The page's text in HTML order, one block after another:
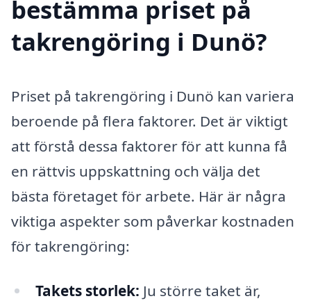
bestämma priset på
takrengöring i Dunö?
Priset på takrengöring i Dunö kan variera
beroende på flera faktorer. Det är viktigt
att förstå dessa faktorer för att kunna få
en rättvis uppskattning och välja det
bästa företaget för arbete. Här är några
viktiga aspekter som påverkar kostnaden
för takrengöring:
Takets storlek: Ju större taket är,